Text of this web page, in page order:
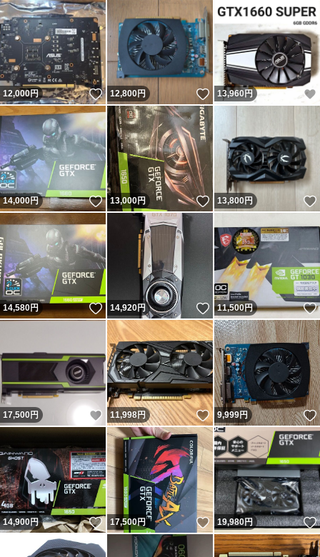
12,000円 いいね！
12,800円 いいね！
13,960円
14,000円 いいね！
13,000円 いいね！
13,800円
14,580円 いいね！
14,920円 いいね！
11,500円
17,500円 いいね！
11,998円 いいね！
9,999円
14,900円 いいね！
17,500円 いいね！
19,980円